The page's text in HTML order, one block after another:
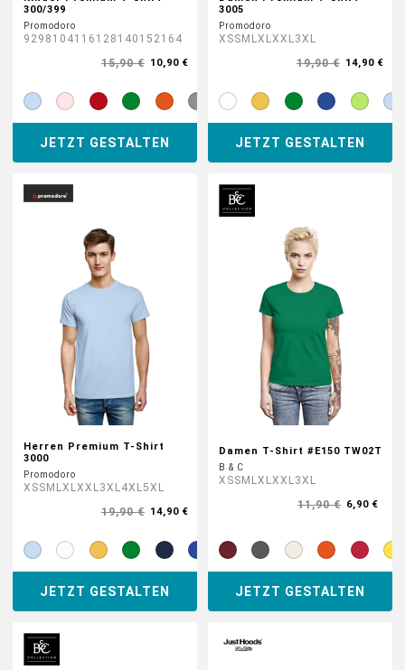
FOTOTASSEN UND MEHR
GROSSBESTELLUNG
300/399
Promodoro
92 98 104116 128 140 152 164
15,90 € 10,90 €
JETZT GESTALTEN
3005
Promodoro
XSSM L XL XXL 3XL
19,90 € 14,90 €
JETZT GESTALTEN
Herren Premium T-Shirt
3000
Promodoro
XSSM L XL XXL 3XL 4XL 5XL
19,90 € 14,90 €
JETZT GESTALTEN
Damen T-Shirt #E150 TW02T
B & C
XSSM L XL XXL 3XL
11,90 € 6,90 €
JETZT GESTALTEN